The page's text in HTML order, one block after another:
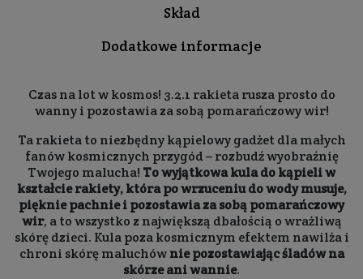
Skład
Dodatkowe informacje
Czas na lot w kosmos! 3.2.1 rakieta rusza prosto do
wanny i pozostawia za sobą pomarańczowy wir!
Ta rakieta to niezbędny kąpielowy gadżet dla małych
fanów kosmicznych przygód – rozbudź wyobraźnię
Twojego malucha! To wyjątkowa kula do kąpieli w
kształcie rakiety, która po wrzuceniu do wody musuje,
pięknie pachnie i pozostawia za sobą pomarańczowy
wir, a to wszystko z największą dbałością o wrażliwą
skórę dzieci. Kula poza kosmicznym efektem nawilża i
chroni skórę maluchównie pozostawiając śladów na
skórze ani wannie.